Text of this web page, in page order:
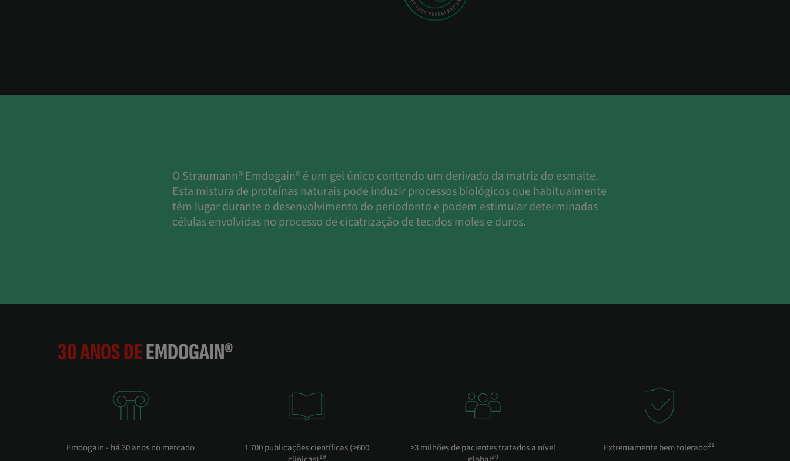
O Straumann® Emdogain® é um gel único contendo um derivado da matriz do esmalte.
Esta mistura de proteínas naturais pode induzir processos biológicos que habitualmente
têm lugar durante o desenvolvimento do periodonto e podem estimular determinadas
células envolvidas no processo de cicatrização de tecidos moles e duros.
30 ANOS DEEMDOGAIN®
Emdogain - há 30 anos no mercado
1 700 publicações científicas (>600
19
>3 milhões de pacientes tratados a nível
20
Extremamente bem tolerado21